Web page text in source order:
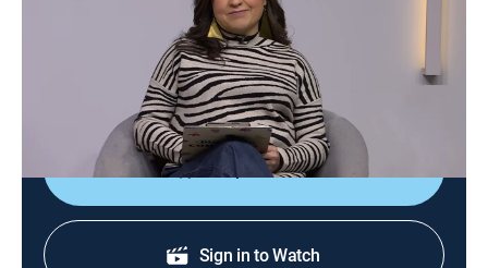
Talk, Public affairs, Health, Self improvement, Anthology 2026
Barra de servicio a la comunidad que tiene como
objetivo promover el diálogo entre el público y un
grupo de especialistas invitados.
Shop DIRECTV
Sign in to Watch